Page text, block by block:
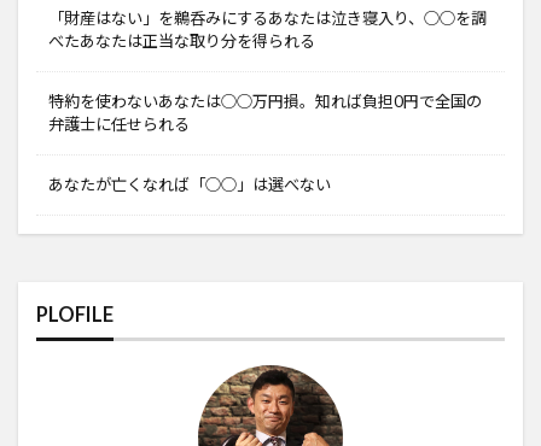
「財産はない」を鵜呑みにするあなたは泣き寝入り、○○を調
べたあなたは正当な取り分を得られる
特約を使わないあなたは○○万円損。知れば負担0円で全国の
弁護士に任せられる
あなたが亡くなれば「○○」は選べない
PLOFILE